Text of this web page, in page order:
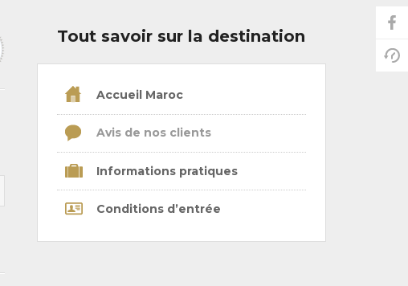
Tout savoir sur la destination
Accueil Maroc
Avis de nos clients
Informations pratiques
Conditions d’entrée